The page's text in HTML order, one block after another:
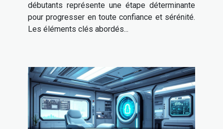
débutants représente une étape déterminante
pour progresser en toute confiance et sérénité.
Les éléments clés abordés...